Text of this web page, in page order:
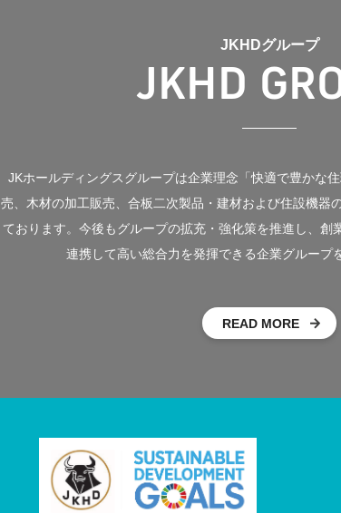
JKHDグループ
JKHD
JKホールディングスグループは企業理念「快適で豊かな
売、木材の加工販売、合板二次製品・建材および住設機器
ております。今後もグループの拡充・強化策を推進し、創
連携して高い総合力を発揮できる企業グループ
READ MORE